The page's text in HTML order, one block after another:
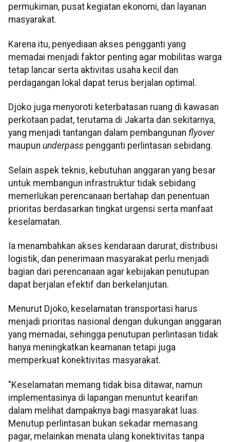
permukiman, pusat kegiatan ekonomi, dan layanan
masyarakat.
Karena itu, penyediaan akses pengganti yang
memadai menjadi faktor penting agar mobilitas warga
tetap lancar serta aktivitas usaha kecil dan
perdagangan lokal dapat terus berjalan optimal.
Djoko juga menyoroti keterbatasan ruang di kawasan
perkotaan padat, terutama di Jakarta dan sekitarnya,
yang menjadi tantangan dalam pembangunan flyover
maupun underpass pengganti perlintasan sebidang.
Selain aspek teknis, kebutuhan anggaran yang besar
untuk membangun infrastruktur tidak sebidang
memerlukan perencanaan bertahap dan penentuan
prioritas berdasarkan tingkat urgensi serta manfaat
keselamatan.
Ia menambahkan akses kendaraan darurat, distribusi
logistik, dan penerimaan masyarakat perlu menjadi
bagian dari perencanaan agar kebijakan penutupan
dapat berjalan efektif dan berkelanjutan.
Menurut Djoko, keselamatan transportasi harus
menjadi prioritas nasional dengan dukungan anggaran
yang memadai, sehingga penutupan perlintasan tidak
hanya meningkatkan keamanan tetapi juga
memperkuat konektivitas masyarakat.
"Keselamatan memang tidak bisa ditawar, namun
implementasinya di lapangan menuntut kearifan
dalam melihat dampaknya bagi masyarakat luas.
Menutup perlintasan bukan sekadar memasang
pagar, melainkan menata ulang konektivitas tanpa